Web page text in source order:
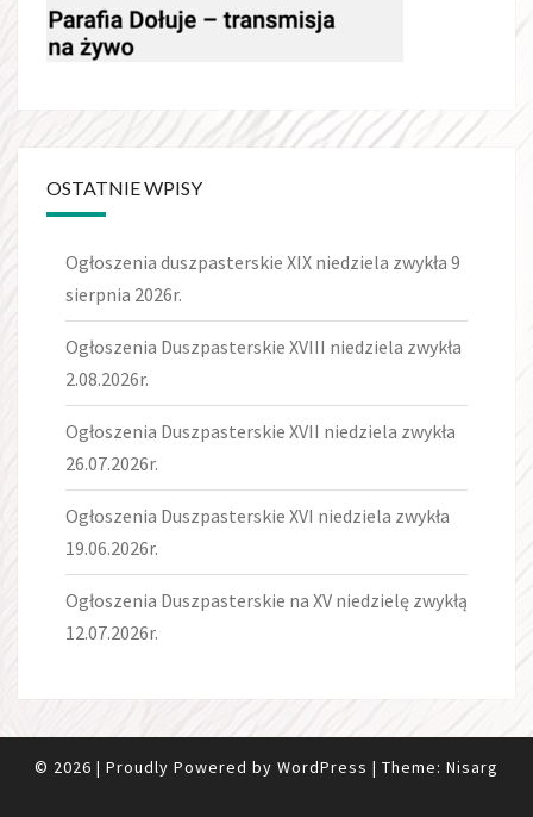
OSTATNIE WPISY
Ogłoszenia duszpasterskie XIX niedziela zwykła 9
sierpnia 2026r.
Ogłoszenia Duszpasterskie XVIII niedziela zwykła
2.08.2026r.
Ogłoszenia Duszpasterskie XVII niedziela zwykła
26.07.2026r.
Ogłoszenia Duszpasterskie XVI niedziela zwykła
19.06.2026r.
Ogłoszenia Duszpasterskie na XV niedzielę zwykłą
12.07.2026r.
© 2026 | Proudly Powered by WordPress | Theme: Nisarg